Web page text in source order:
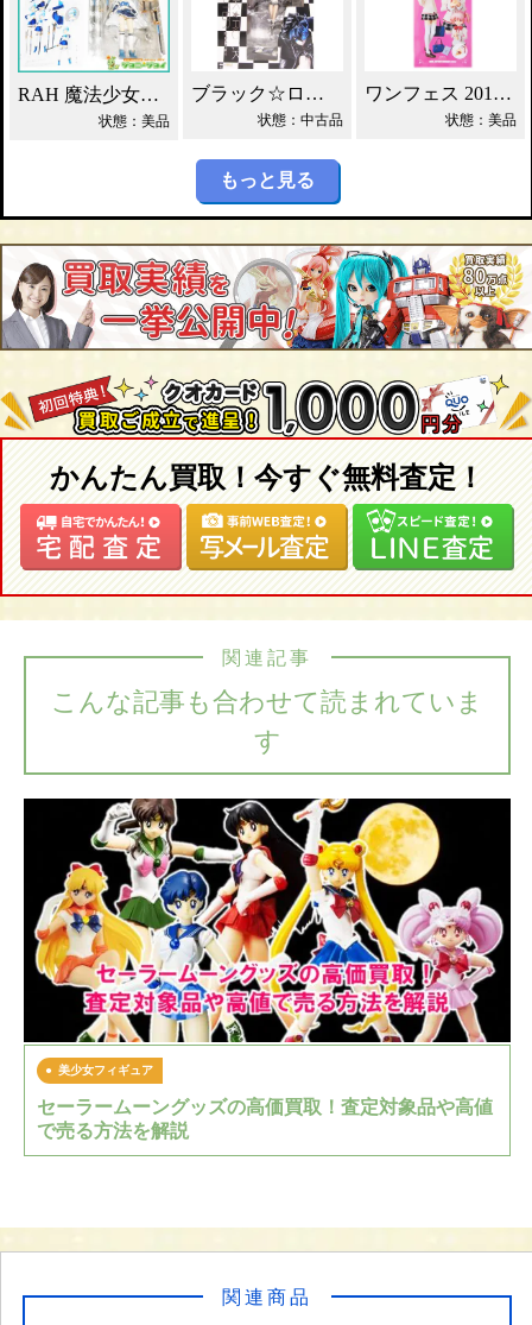
RAH 魔法少女まどか☆マギカ 美樹さやか 買取！
状態：美品
ブラック☆ロックシューター ロックカノン 買取！
状態：中古品
ワンフェス 2014 RAH まどか☆マギカ 買取！
状態：美品
もっと見る
かんたん買取！今すぐ無料査定！
こんな記事も合わせて読まれていま
す
関連記事
美少女フィギュア
セーラームーングッズの高価買取！査定対象品や高値
で売る方法を解説
関連商品